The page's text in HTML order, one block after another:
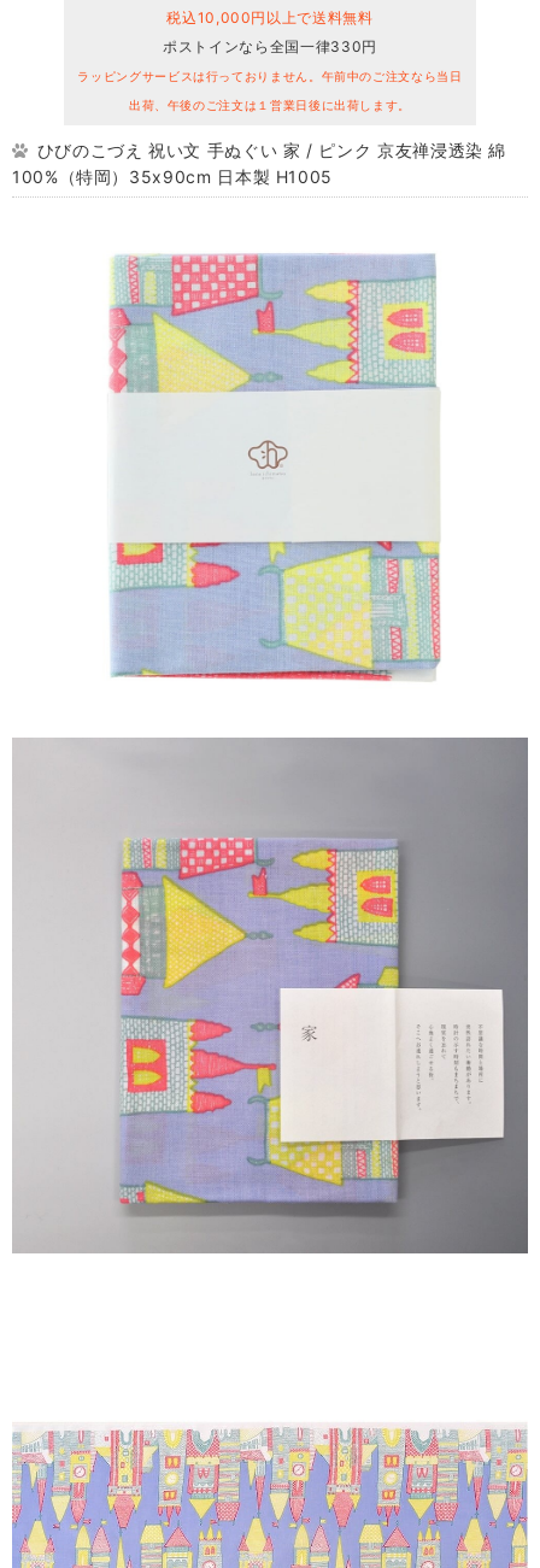
税込10,000円以上で送料無料
ポストインなら全国一律330円
ラッピングサービスは行っておりません。午前中のご注文なら当日
出荷、午後のご注文は１営業日後に出荷します。
ひびのこづえ 祝い文 手ぬぐい 家 / ピンク 京友禅浸透染 綿
100%（特岡）35x90cm 日本製 H1005